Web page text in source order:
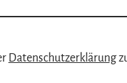
Datenschutzerklärung